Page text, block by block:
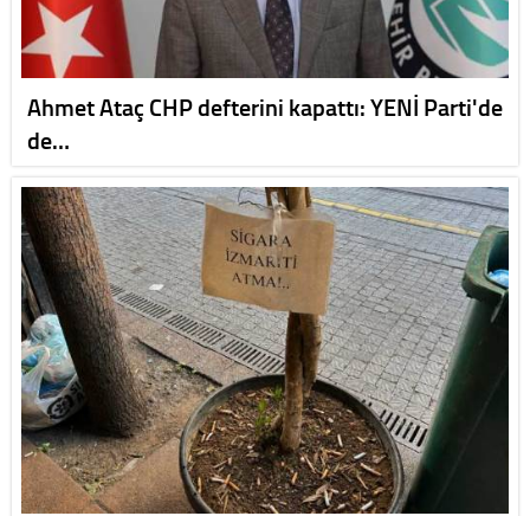
Ahmet Ataç CHP defterini kapattı: YENİ Parti'de
de…